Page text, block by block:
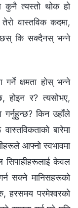
कुनै त्यस्तो थोक हो
वास्तविक कदमा,
कि सक्दैनस् भन्ने
गर्ने क्षमता होस् भन्ने
होइन र? त्यसोभए,
गर्नुहुन्छ? किन उहाँले
बारेमा
आफ्नो स्वभावमा
सिपाहीहरूलाई केवल
सक्ने मानिसहरूको
हरसमय परमेश्‍वरको